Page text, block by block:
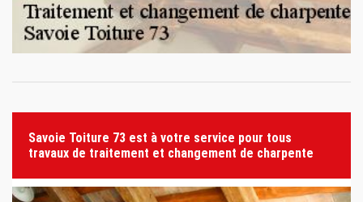
Savoie Toiture 73 est à votre service pour tous
travaux de traitement et changement de charpente